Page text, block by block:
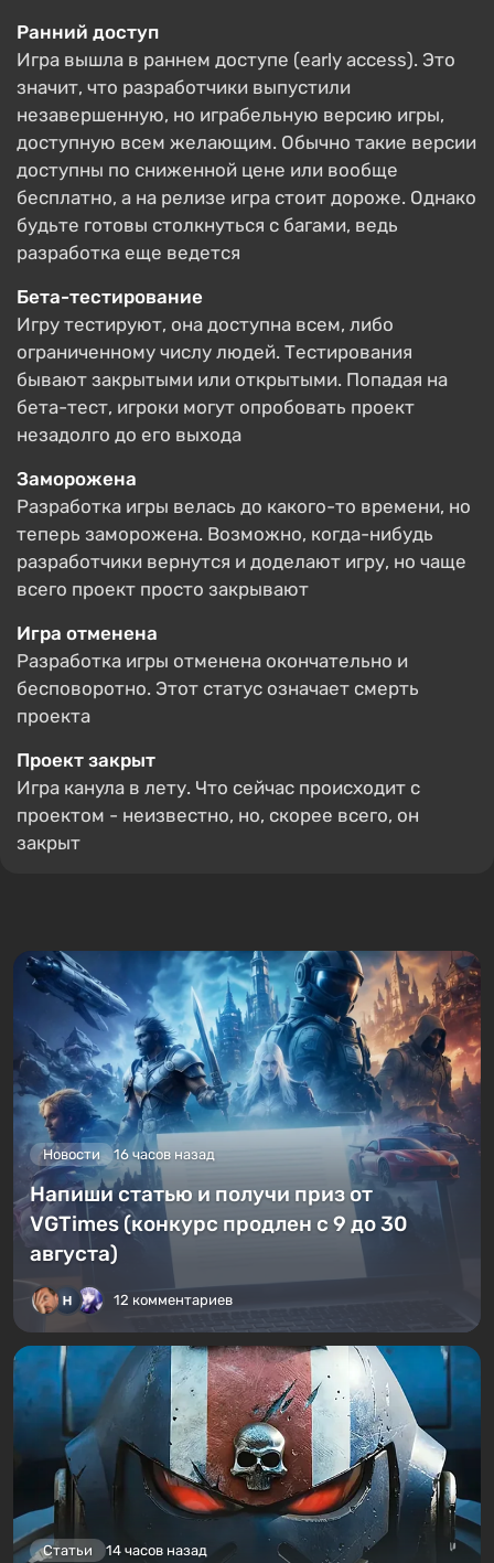
Ранний доступ
Игра вышла в раннем доступе (early access). Это
значит, что разработчики выпустили
незавершенную, но играбельную версию игры,
доступную всем желающим. Обычно такие версии
доступны по сниженной цене или вообще
бесплатно, а на релизе игра стоит дороже. Однако
будьте готовы столкнуться с багами, ведь
разработка еще ведется
Бета-тестирование
Игру тестируют, она доступна всем, либо
ограниченному числу людей. Тестирования
бывают закрытыми или открытыми. Попадая на
бета-тест, игроки могут опробовать проект
незадолго до его выхода
Заморожена
Разработка игры велась до какого-то времени, но
теперь заморожена. Возможно, когда-нибудь
разработчики вернутся и доделают игру, но чаще
всего проект просто закрывают
Игра отменена
Разработка игры отменена окончательно и
бесповоротно. Этот статус означает смерть
проекта
Проект закрыт
Игра канула в лету. Что сейчас происходит с
проектом - неизвестно, но, скорее всего, он
закрыт
Новости 16 часов назад
Напиши статью и получи приз от
VGTimes (конкурс продлен с 9 до 30
августа)
12 комментариев
Статьи 14 часов назад